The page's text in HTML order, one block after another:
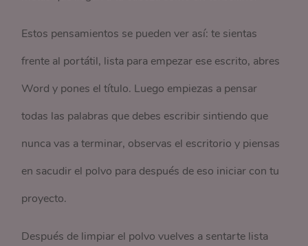
Estos pensamientos se pueden ver así: te sientas
frente al portátil, lista para empezar ese escrito, abres
Word y pones el título. Luego empiezas a pensar
todas las palabras que debes escribir sintiendo que
nunca vas a terminar, observas el escritorio y piensas
en sacudir el polvo para después de eso iniciar con tu
proyecto.
Después de limpiar el polvo vuelves a sentarte lista